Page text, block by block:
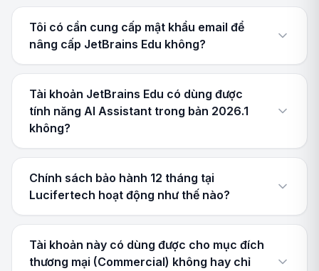
Tôi có cần cung cấp mật khẩu email để
nâng cấp JetBrains Edu không?
Tài khoản JetBrains Edu có dùng được
tính năng AI Assistant trong bản 2026.1
không?
Chính sách bảo hành 12 tháng tại
Lucifertech hoạt động như thế nào?
Tài khoản này có dùng được cho mục đích
thương mại (Commercial) không hay chỉ